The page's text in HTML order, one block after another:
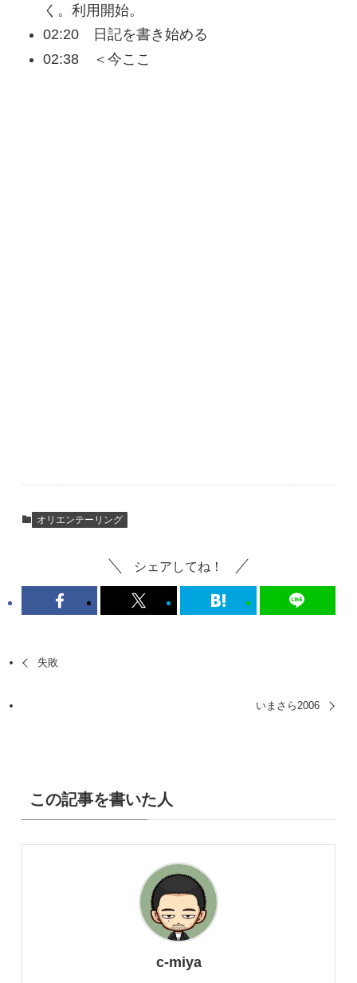
く。利用開始。
02:20 日記を書き始める
02:38 ＜今ここ
オリエンテーリング
シェアしてね！
失敗
いまさら2006
この記事を書いた人
c-miya